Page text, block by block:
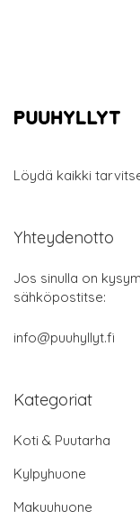
Löydä kaikki
Yhteydenotto
Jos sinulla on
sähköpostitse:
info@puuhyllyt.fi
Kategoriat
Koti & Puutarha
Kylpyhuone
Makuuhuone